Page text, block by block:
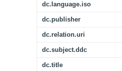
dc.language.iso
dc.publisher
dc.relation.uri
dc.subject.ddc
dc.title